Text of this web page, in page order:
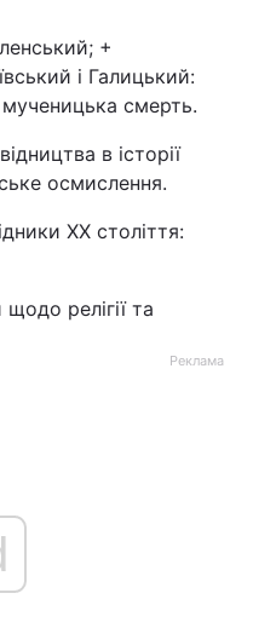
+
і Галицький:
смерть.
в історії
осмислення.
ХХ століття:
релігії та
Реклама